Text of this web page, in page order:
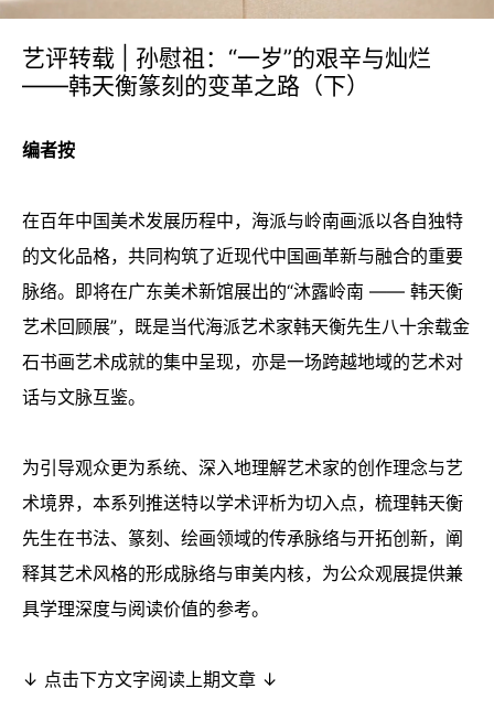
艺评转载 | 孙慰祖：“一岁”的艰辛与灿烂
——韩天衡篆刻的变革之路（下）
编者按
在百年中国美术发展历程中，海派与岭南画派以各自独特
的文化品格，共同构筑了近现代中国画革新与融合的重要
脉络。即将在广东美术新馆展出的“沐露岭南 —— 韩天衡
艺术回顾展”，既是当代海派艺术家韩天衡先生八十余载金
石书画艺术成就的集中呈现，亦是一场跨越地域的艺术对
话与文脉互鉴。
为引导观众更为系统、深入地理解艺术家的创作理念与艺
术境界，本系列推送特以学术评析为切入点，梳理韩天衡
先生在书法、篆刻、绘画领域的传承脉络与开拓创新，阐
释其艺术风格的形成脉络与审美内核，为公众观展提供兼
具学理深度与阅读价值的参考。
↓ 点击下方文字阅读上期文章 ↓